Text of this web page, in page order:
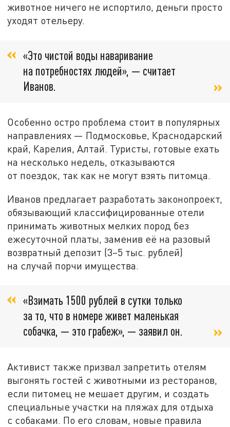
животное ничего не испортило, деньги просто
уходят отельеру.
«Это чистой воды наваривание
на потребностях людей», — считает
Иванов.
Особенно остро проблема стоит в популярных
направлениях — Подмосковье, Краснодарский
край, Карелия, Алтай. Туристы, готовые ехать
на несколько недель, отказываются
от поездок, так как не могут взять питомца.
Иванов предлагает разработать законопроект,
обязывающий классифицированные отели
принимать животных мелких пород без
ежесуточной платы, заменив её на разовый
возвратный депозит (3–5 тыс. рублей)
на случай порчи имущества.
«Взимать 1500 рублей в сутки только
за то, что в номере живет маленькая
собачка, — это грабеж», — заявил он.
Активист также призвал запретить отелям
выгонять гостей с животными из ресторанов,
если питомец не мешает другим, и создать
специальные участки на пляжах для отдыха
с собаками. По его словам, новые правила